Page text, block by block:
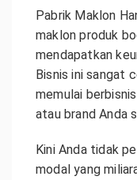
Pabrik Maklon
maklon produk
mendapatkan
Bisnis ini sangat
memulai
atau brand Anda
Kini Anda tidak
modal yang